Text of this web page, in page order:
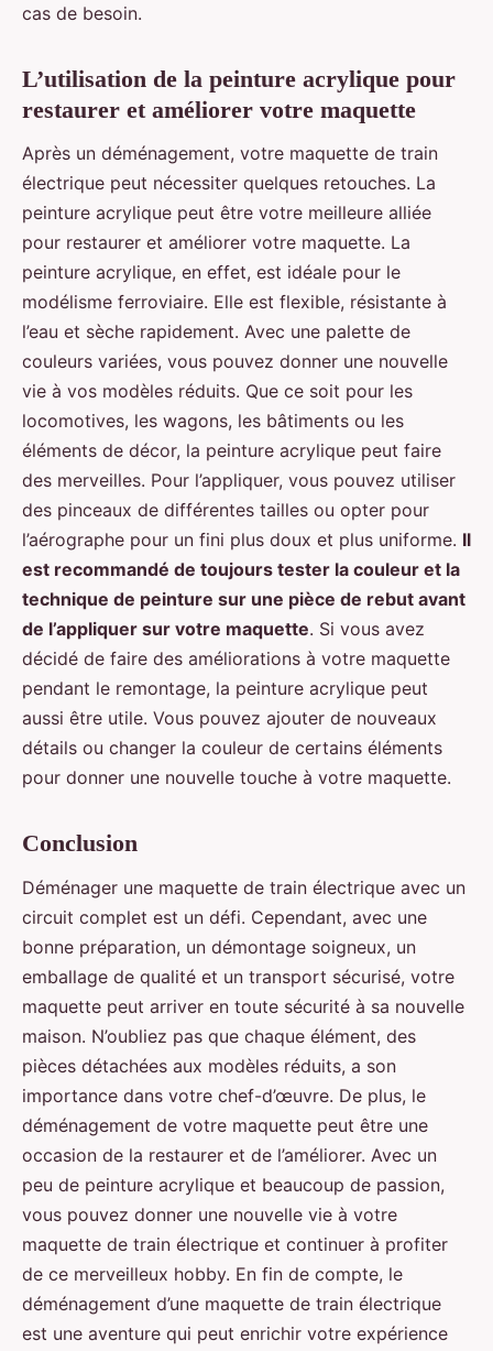
cas de besoin.
L’utilisation de la peinture acrylique pour
restaurer et améliorer votre maquette
Après un déménagement, votre maquette de train
électrique peut nécessiter quelques retouches. La
peinture acrylique peut être votre meilleure alliée
pour restaurer et améliorer votre maquette. La
peinture acrylique, en effet, est idéale pour le
modélisme ferroviaire. Elle est flexible, résistante à
l’eau et sèche rapidement. Avec une palette de
couleurs variées, vous pouvez donner une nouvelle
vie à vos modèles réduits. Que ce soit pour les
locomotives, les wagons, les bâtiments ou les
éléments de décor, la peinture acrylique peut faire
des merveilles. Pour l’appliquer, vous pouvez utiliser
des pinceaux de différentes tailles ou opter pour
l’aérographe pour un fini plus doux et plus uniforme. Il
est recommandé de toujours tester la couleur et la
technique de peinture sur une pièce de rebut avant
de l’appliquer sur votre maquette. Si vous avez
décidé de faire des améliorations à votre maquette
pendant le remontage, la peinture acrylique peut
aussi être utile. Vous pouvez ajouter de nouveaux
détails ou changer la couleur de certains éléments
pour donner une nouvelle touche à votre maquette.
Conclusion
Déménager une maquette de train électrique avec un
circuit complet est un défi. Cependant, avec une
bonne préparation, un démontage soigneux, un
emballage de qualité et un transport sécurisé, votre
maquette peut arriver en toute sécurité à sa nouvelle
maison. N’oubliez pas que chaque élément, des
pièces détachées aux modèles réduits, a son
importance dans votre chef-d’œuvre. De plus, le
déménagement de votre maquette peut être une
occasion de la restaurer et de l’améliorer. Avec un
peu de peinture acrylique et beaucoup de passion,
vous pouvez donner une nouvelle vie à votre
maquette de train électrique et continuer à profiter
de ce merveilleux hobby. En fin de compte, le
déménagement d’une maquette de train électrique
est une aventure qui peut enrichir votre expérience